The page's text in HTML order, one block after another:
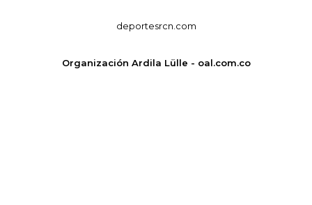
deportesrcn.com
Organización Ardila Lülle - oal.com.co